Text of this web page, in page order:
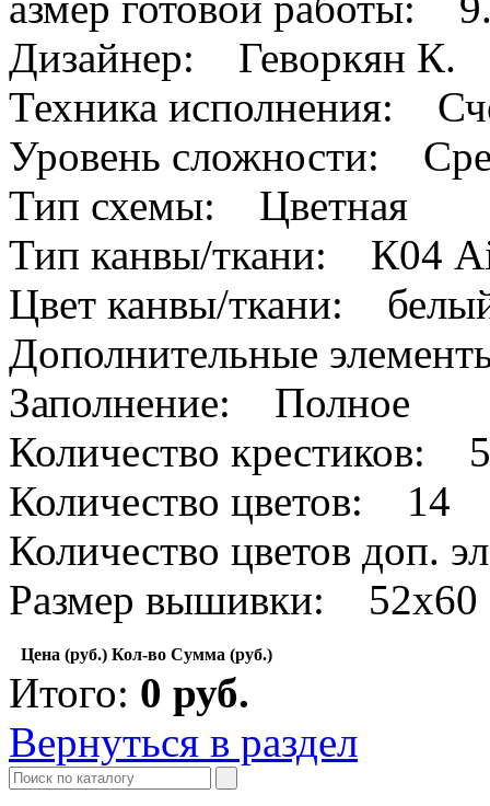
Дизайнер: Геворкян К.
Техника исполнения:
Уровень сложности:
Тип схемы: Цветная
Тип канвы/ткани: К04
Цвет канвы/ткани:
Дополнительные
Заполнение: Полное
Количество крестиков:
Количество цветов: 14
Количество цветов доп.
Размер вышивки: 52х60
Цена (руб.) Кол-во Сумма (руб.)
Итого: 0 руб.
Вернуться в раздел